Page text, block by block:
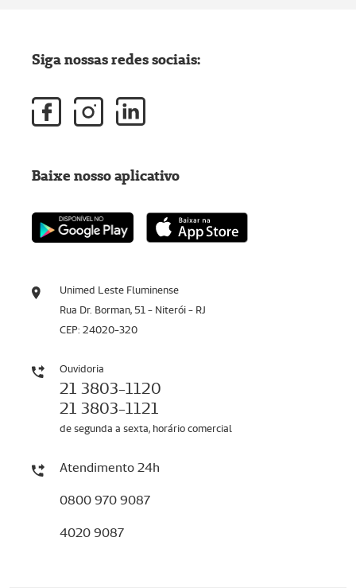
Unimed Leste Fluminense
Rua Dr. Borman, 51 - Niterói - RJ
CEP: 24020-320
Ouvidoria
21 3803-1120
21 3803-1121
de segunda a sexta, horário comercial
Atendimento 24h
0800 970 9087
4020 9087
Siga nossas redes sociais:
Baixe nosso aplicativo